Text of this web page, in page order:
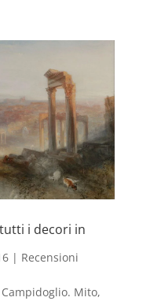
i decori in
| Recensioni
Mito,